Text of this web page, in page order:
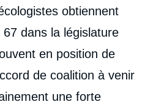
obtiennent
dans la législature
en position de
de coalition à venir
une forte